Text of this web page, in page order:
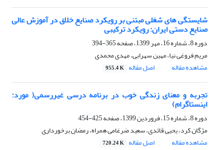
شایستگی های شغلی مبتنی بر رویکرد صنایع خلاق در آموزش عالی
صنایع دستی ایران: رویکرد ترکیبی
دوره 8، شماره 16، مهر 1399، صفحه
365-394
مریم فروغی نیا، مهین سهرابی، مهدی محمدی
مشاهده مقاله
اصل مقاله 955.4 K
تجربه و معنای زندگی خوب در برنامه درسی غیررسمی( مورد:
اینستاگرام)
دوره 8، شماره 15، فروردین 1399، صفحه
425-454
مژگان کرد، یحیی قائدی، سعید ضرغامی همراه، رمضان برخورداری
مشاهده مقاله
اصل مقاله 720.24 K